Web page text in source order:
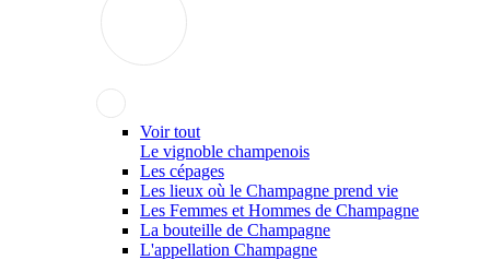
Voir tout
Le vignoble champenois
Les cépages
Les lieux où le Champagne prend vie
Les Femmes et Hommes de Champagne
La bouteille de Champagne
L'appellation Champagne